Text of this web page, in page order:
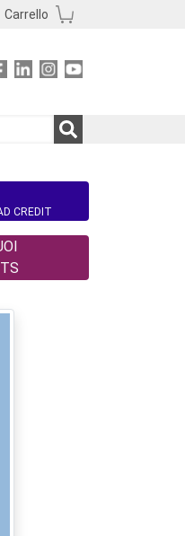
Carrello
CREDIT